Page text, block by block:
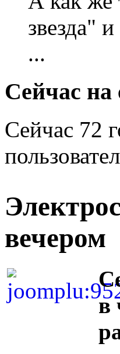
звезда"
...
Сейчас на
Сейчас 72
вечером
в